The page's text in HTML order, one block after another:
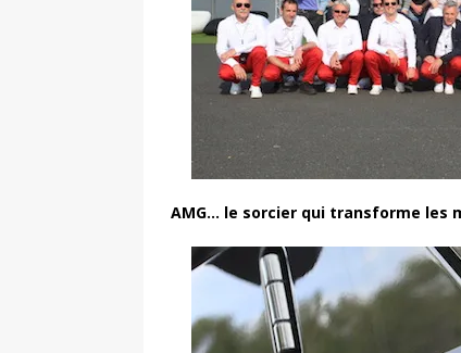
AMG… le sorcier qui transforme les